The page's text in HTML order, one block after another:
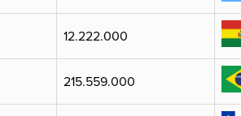
12.222.000
215.559.000